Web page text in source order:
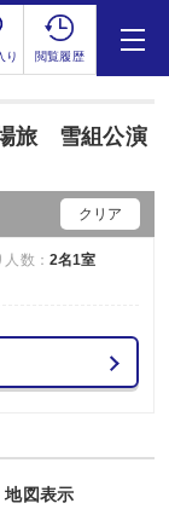
り 閲覧履歴
場旅 雪組公演
クリア
数： 2名1室
地図表示